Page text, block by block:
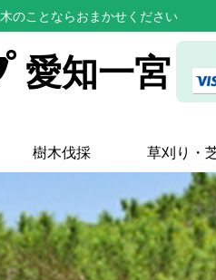
木のことならおまかせください
愛知一宮
樹木伐採 草刈り・